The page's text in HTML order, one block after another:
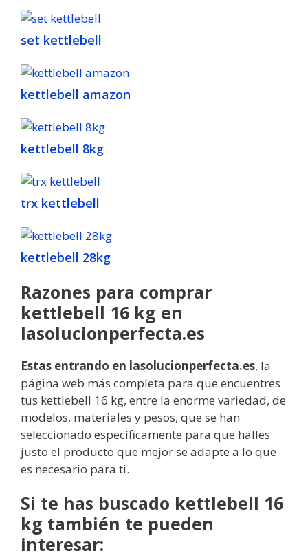
set kettlebell
kettlebell amazon
kettlebell 8kg
trx kettlebell
kettlebell 28kg
Razones para comprar
kettlebell 16 kg en
lasolucionperfecta.es
Estas entrando en lasolucionperfecta.es, la
página web más completa para que encuentres
tus kettlebell 16 kg, entre la enorme variedad, de
modelos, materiales y pesos, que se han
seleccionado específicamente para que halles
justo el producto que mejor se adapte a lo que
es necesario para ti.
Si te has buscado kettlebell 16
kg también te pueden
interesar: